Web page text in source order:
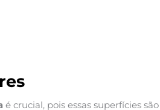
é crucial, pois essas superfícies são